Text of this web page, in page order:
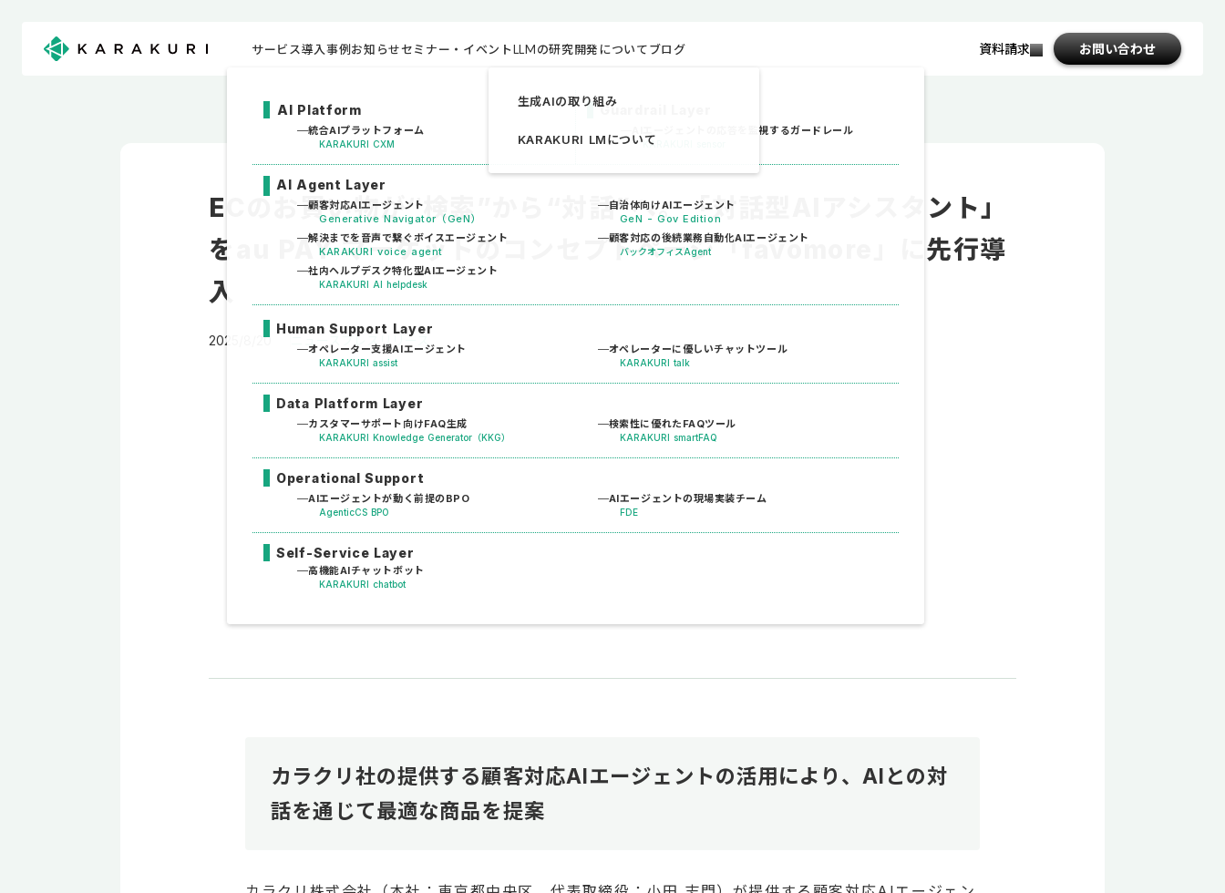
AI Platform
統合AIプラットフォーム
KARAKURI CXM
Guardrail Layer
AIエージェントの応答を監視するガードレール
KARAKURI sensor
AI Agent Layer
顧客対応AIエージェント
Generative Navigator（GeN）
自治体向けAIエージェント
GeN - Gov Edition
解決までを音声で繋ぐボイスエージェント
KARAKURI voice agent
顧客対応の後続業務自動化AIエージェント
バックオフィスAgent
社内ヘルプデスク特化型AIエージェント
KARAKURI AI helpdesk
Human Support Layer
オペレーター支援AIエージェント
KARAKURI assist
オペレーターに優しいチャットツール
KARAKURI talk
Data Platform Layer
カスタマーサポート向けFAQ生成
KARAKURI Knowledge Generator（KKG）
検索性に優れたFAQツール
KARAKURI smartFAQ
Operational Support
AIエージェントが動く前提のBPO
AgenticCS BPO
AIエージェントの現場実装チーム
FDE
Self-Service Layer
高機能AIチャットボット
KARAKURI chatbot
サービス導入事例お知らせセミナー・イベント
生成AIの取り組み
KARAKURI LMについて
LLMの研究開発についてブログ 資料請求file_download お問い合わせ
ECのお買い物が“検索”から“対話”へ。「対話型AIアシスタント」
をau PAY マーケットのコンセプトページ「favomore」に先行導
入
プレスリリース
2025/8/20
カラクリ社の提供する顧客対応AIエージェントの活用により、AIとの対
話を通じて最適な商品を提案